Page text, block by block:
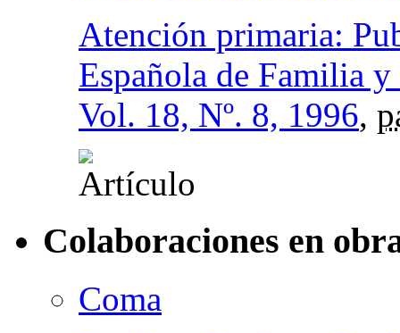
Atención primaria:
Española de Familia
Vol. 18, Nº. 8, 1996,
Colaboraciones en
Coma